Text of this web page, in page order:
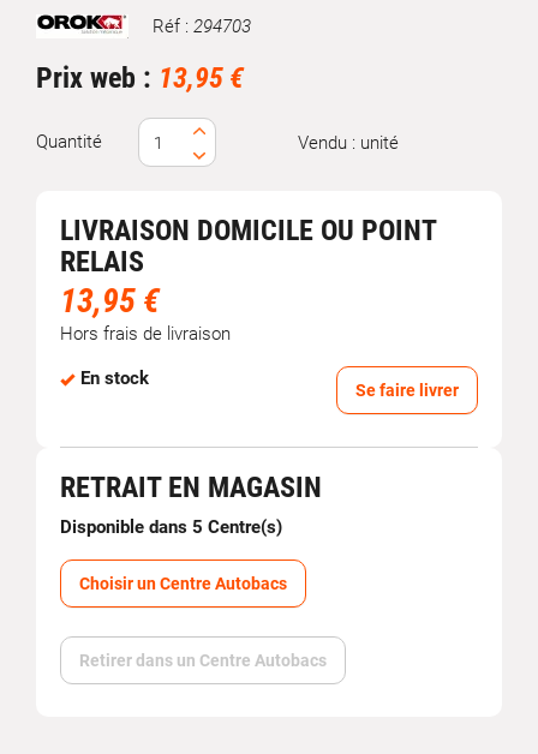
Marque Réf : 294703
Prix web : 13,95 €
Quantité Vendu : unité
LIVRAISON DOMICILE OU POINT
RELAIS
13,95 €
Hors frais de livraison
En stock
Se faire livrer
RETRAIT EN MAGASIN
Disponible dans 5 Centre(s)
Choisir un Centre Autobacs
Retirer dans un Centre Autobacs